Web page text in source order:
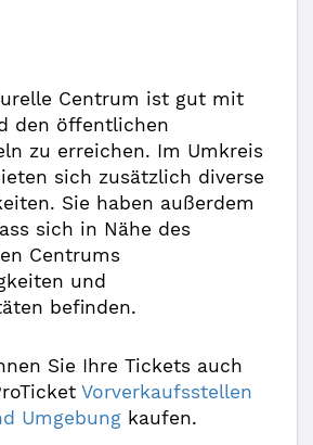
Centrum ist gut mit
den öffentlichen
zu erreichen. Im Umkreis
sich zusätzlich diverse
Sie haben außerdem
sich in Nähe des
Centrums
und
befinden.
Sie Ihre Tickets auch
Vorverkaufsstellen
Umgebung kaufen.